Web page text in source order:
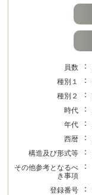
員数 ：
種別１
：
種別２
：
時代
：
年代
：
西暦
：
構造及び形式等
：
その他参考となるべ
き事項
：
登録番号 ：